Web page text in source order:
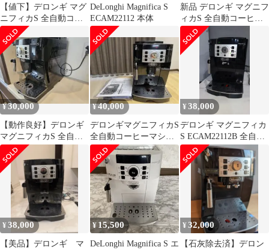
【値下】デロンギ マグ
ニフィカS 全自動コー
ヒーメーカー
ECAM22112B
DeLonghi Magnifica S
ECAM22112 本体
新品 デロンギ マグニフ
ィカS 全自動コーヒー
マシン ECAM22112B
¥30,000
【動作良好】デロンギ
マグニフィカS 全自動
コーヒーマシン
ECAM22112B
¥40,000
デロンギマグニフィカS
全自動コーヒーマシ
ン ECAM22112
¥38,000
デロンギ マグニフィカ
S ECAM22112B 全自動
コーヒーマシン
¥38,000
【美品】デロンギ マ
¥ 15,500
DeLonghi Magnifica S エ
¥32,000
【石灰除去済】デロン